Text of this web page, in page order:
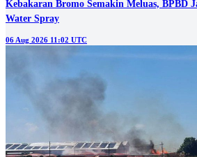
Kebakaran Bromo Semakin Meluas, BPBD
Water Spray
06 Aug 2026 11:02 UTC